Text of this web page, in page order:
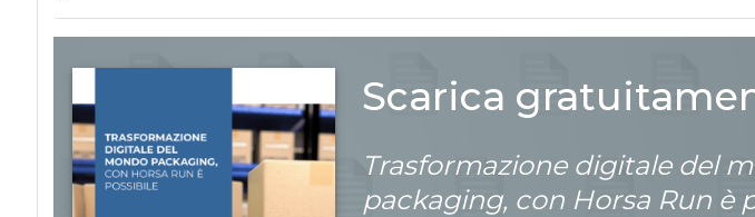
Scarica
Trasformazione digitale del
packaging, con Horsa Run è